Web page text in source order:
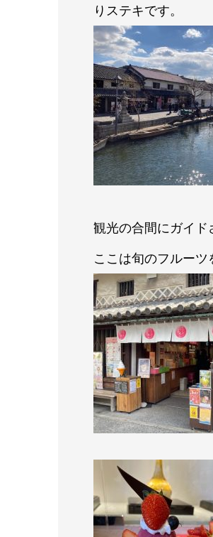
りステキです。
観光の合間にガイ
ここは旬のフルーツ